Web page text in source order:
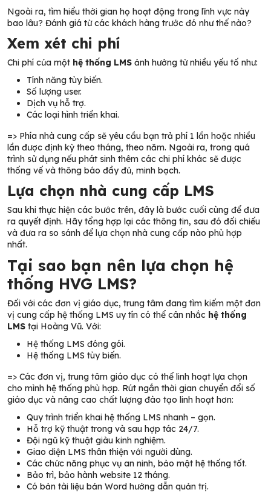
Ngoài ra, tìm hiểu thời gian họ hoạt động trong lĩnh vực này
bao lâu? Đánh giá từ các khách hàng trước đó như thế nào?
Xem xét chi phí
Chi phí của một hệ thống LMS ảnh hưởng từ nhiều yếu tố như:
Tính năng tùy biến.
Số lượng user.
Dịch vụ hỗ trợ.
Các loại hình triển khai.
=> Phía nhà cung cấp sẽ yêu cầu bạn trả phí 1 lần hoặc nhiều
lần được định kỳ theo tháng, theo năm. Ngoài ra, trong quá
trình sử dụng nếu phát sinh thêm các chi phí khác sẽ được
thống vế và thông báo đầy đủ, minh bạch.
Lựa chọn nhà cung cấp LMS
Sau khi thực hiện các bước trên, đây là bước cuối cùng để đưa
ra quyết định. Hãy tổng hợp lại các thông tin, sau đó đối chiếu
và đưa ra so sánh để lựa chọn nhà cung cấp nào phù hợp
nhất.
Tại sao bạn nên lựa chọn hệ
thống HVG LMS?
Đối với các đơn vị giáo dục, trung tâm đang tìm kiếm một đơn
vị cung cấp hệ thống LMS uy tín có thể cân nhắc hệ thống
LMS tại Hoàng Vũ. Với:
Hệ thống LMS đóng gói.
Hệ thống LMS tùy biến.
=> Các đơn vị, trung tâm giáo dục có thể linh hoạt lựa chọn
cho mình hệ thống phù hợp. Rút ngắn thời gian chuyển đổi số
giáo dục và nâng cao chất lượng đào tạo linh hoạt hơn:
Quy trình triển khai hệ thống LMS nhanh – gọn.
Hỗ trợ kỹ thuật trong và sau hợp tác 24/7.
Đội ngũ kỹ thuật giàu kinh nghiệm.
Giao diện LMS thân thiện với người dùng.
Các chức năng phục vụ an ninh, bảo mật hệ thống tốt.
Bảo trì, bảo hành website 12 tháng.
Có bản tài liệu bản Word hướng dẫn quản trị.